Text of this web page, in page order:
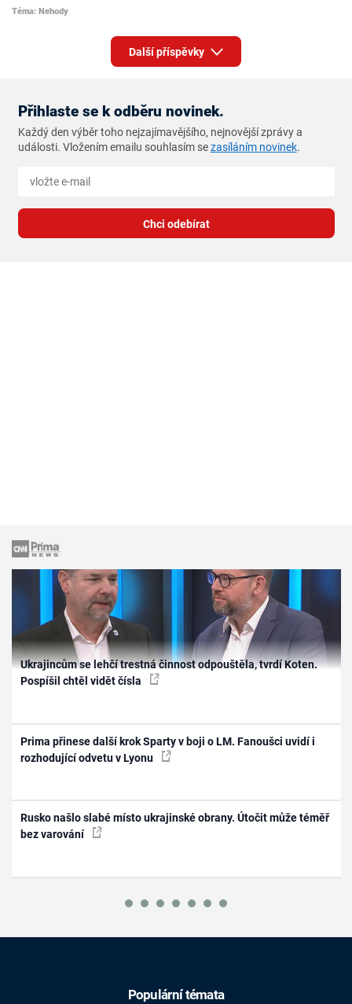
Téma: Nehody
Další příspěvky
Přihlaste se k odběru novinek.
Každý den výběr toho nejzajímavějšího, nejnovější zprávy a
události. Vložením emailu souhlasím sezasíláním novinek.
Chci odebírat
Ukrajincům se lehčí trestná činnost odpouštěla, tvrdí Koten.
Pospíšil chtěl vidět čísla
Prima přinese další krok Sparty v boji o LM. Fanoušci uvidí i
rozhodující odvetu v Lyonu
Rusko našlo slabé místo ukrajinské obrany. Útočit může téměř
bez varování
Populární témata